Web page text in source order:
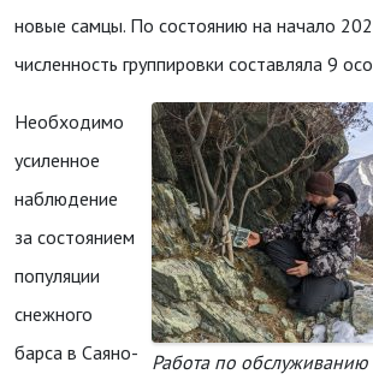
новые самцы. По состоянию на начало
численность группировки составляла 9
Работа по обслуживанию
Необходимо
усиленное
наблюдение
за состоянием
популяции
снежного
барса в Саяно-